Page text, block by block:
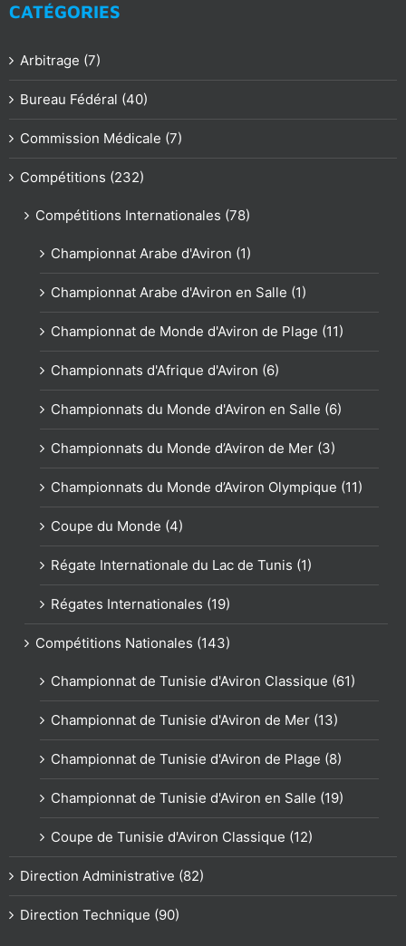
CATÉGORIES
Arbitrage (7)
Bureau Fédéral (40)
Commission Médicale (7)
Compétitions (232)
Compétitions Internationales (78)
Championnat Arabe d'Aviron (1)
Championnat Arabe d'Aviron en Salle (1)
Championnat de Monde d'Aviron de Plage (11)
Championnats d'Afrique d'Aviron (6)
Championnats du Monde d'Aviron en Salle (6)
Championnats du Monde d’Aviron de Mer (3)
Championnats du Monde d’Aviron Olympique (11)
Coupe du Monde (4)
Régate Internationale du Lac de Tunis (1)
Régates Internationales (19)
Compétitions Nationales (143)
Championnat de Tunisie d'Aviron Classique (61)
Championnat de Tunisie d'Aviron de Mer (13)
Championnat de Tunisie d'Aviron de Plage (8)
Championnat de Tunisie d'Aviron en Salle (19)
Coupe de Tunisie d'Aviron Classique (12)
Direction Administrative (82)
Direction Technique (90)